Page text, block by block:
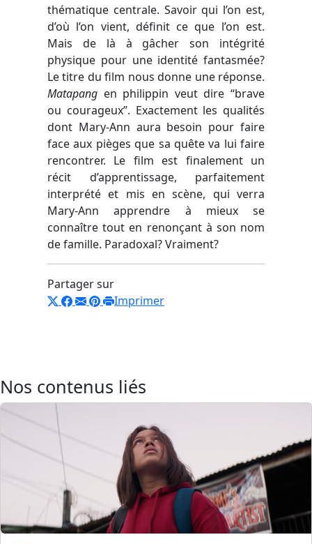
thématique centrale. Savoir qui l’on est,
d’où l’on vient, définit ce que l’on est.
Mais de là à gâcher son intégrité
physique pour une identité fantasmée?
Le titre du film nous donne une réponse.
Matapang en philippin veut dire “brave
ou courageux”. Exactement les qualités
dont Mary-Ann aura besoin pour faire
face aux pièges que sa quête va lui faire
rencontrer. Le film est finalement un
récit d’apprentissage, parfaitement
interprété et mis en scène, qui verra
Mary-Ann apprendre à mieux se
connaître tout en renonçant à son nom
de famille. Paradoxal? Vraiment?
Partager sur
Imprimer
Nos contenus liés